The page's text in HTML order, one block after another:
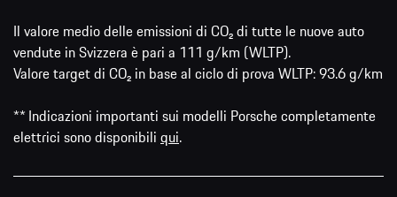
Il valore medio delle emissioni di CO₂ di tutte le nuove auto
vendute in Svizzera è pari a 111 g/km (WLTP).
Valore target di CO₂ in base al ciclo di prova WLTP: 93.6 g/km
** Indicazioni importanti sui modelli Porsche completamente
elettrici sono disponibili qui.